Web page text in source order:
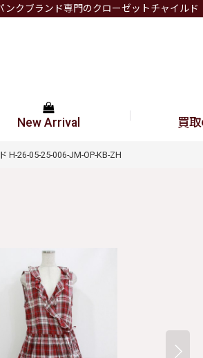
ンクブランド専門のクローゼットチャイルド
New Arrival 買
26-05-25-006-JM-OP-KB-ZH